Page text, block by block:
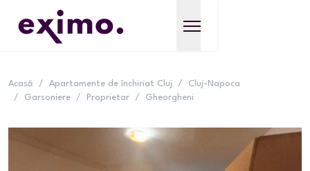
Acasă / Apartamente de închiriat Cluj /
Cluj-Napoca
/
Garsoniere / Proprietar / Gheorgheni